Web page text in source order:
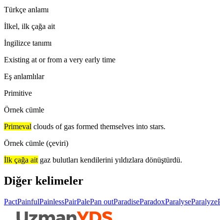
Türkçe anlamı
İlkel, ilk çağa ait
İngilizce tanımı
Existing at or from a very early time
Eş anlamlılar
Primitive
Örnek cümle
Primeval clouds of gas formed themselves into stars.
Örnek cümle (çeviri)
İlk çağa ait gaz bulutları kendilerini yıldızlara dönüştürdü.
Diğer kelimeler
PactPainfulPainlessPairPalePan outParadiseParadoxParalyseParalyze